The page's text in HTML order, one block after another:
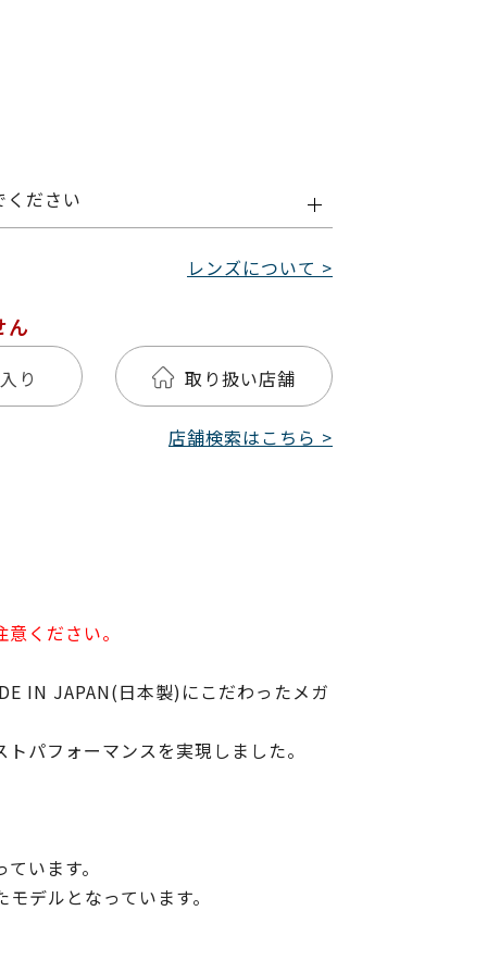
ください
レンズについて >
ん
り 取り扱い店舗
店舗検索はこちら >
ください。
IN JAPAN(日本製)にこだわったメガ
パフォーマンスを実現しました。
います。
デルとなっています。